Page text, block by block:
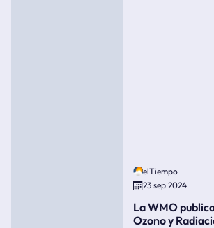
elTiempo
23 sep 2024
La WMO
Ozono y